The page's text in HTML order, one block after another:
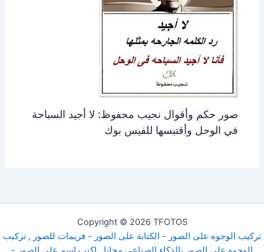
صور حكم وأقوال نجيب محفوظ: لا أجيد السباحة
في الوحل وأقتبسها للفيس بوك
Copyright © 2026 TFOTOS
تركيب الوجوه على الصور - الكتابة على الصور - فريمات للصور , تركيب